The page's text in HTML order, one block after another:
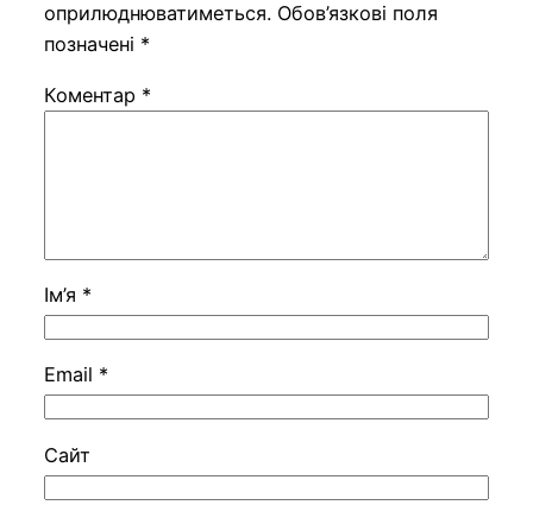
оприлюднюватиметься. Обов’язкові поля
позначені *
Коментар *
Ім’я *
Email *
Сайт